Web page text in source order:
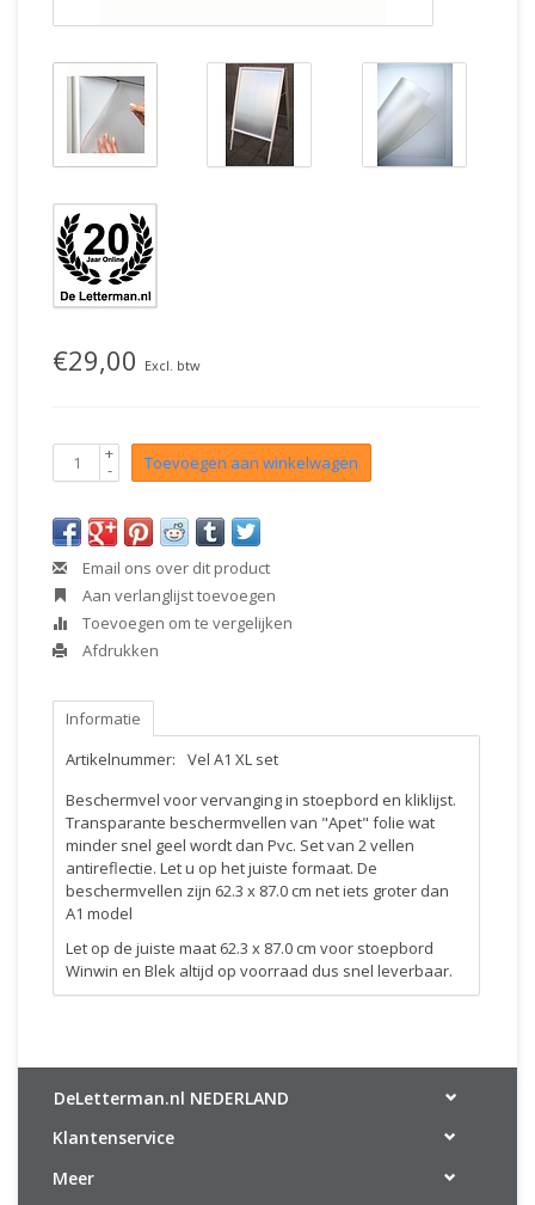
€29,00 Excl. btw
+
- Toevoegen aan winkelwagen
Email ons over dit product
Aan verlanglijst toevoegen
Toevoegen om te vergelijken
Afdrukken
Informatie
Artikelnummer:
Vel A1 XL set
Beschermvel voor vervanging in stoepbord en kliklijst.
Transparante beschermvellen van "Apet" folie wat
minder snel geel wordt dan Pvc. Set van 2 vellen
antireflectie. Let u op het juiste formaat. De
beschermvellen zijn 62.3 x 87.0 cm net iets groter dan
A1 model
Let op de juiste maat 62.3 x 87.0 cm voor stoepbord
Winwin en Blek altijd op voorraad dus snel leverbaar.
DeLetterman.nl NEDERLAND
Klantenservice
Meer